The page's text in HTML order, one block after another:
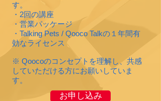
す。
・2回の講座
・営業パッケージ
・Talking Pets / Qooco Talkの１年間有
効なライセンス
※ Qoocoのコンセプトを理解し、共感
していただける方にお願いしていま
す。
お申し込み